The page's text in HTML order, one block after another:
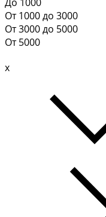
От 1000 до 3000
От 3000 до 5000
От 5000
x